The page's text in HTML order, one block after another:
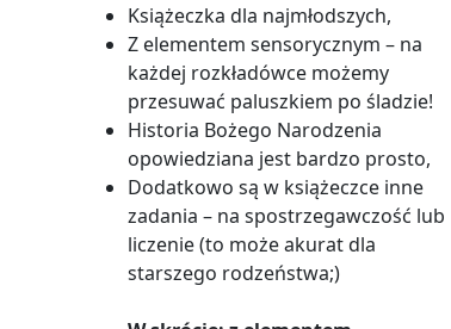
Książeczka dla najmłodszych,
Z elementem sensorycznym – na
każdej rozkładówce możemy
przesuwać paluszkiem po śladzie!
Historia Bożego Narodzenia
opowiedziana jest bardzo prosto,
Dodatkowo są w książeczce inne
zadania – na spostrzegawczość lub
liczenie (to może akurat dla
starszego rodzeństwa;)